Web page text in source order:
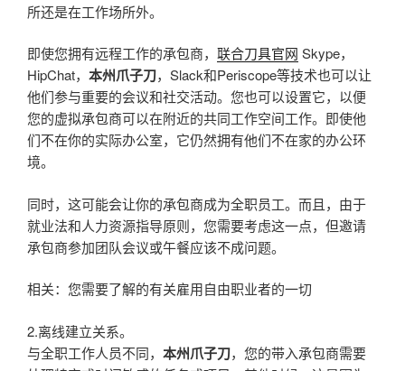
所还​​是在工作场所外。
即使您拥有远程工作的承包商， 联合刀具官网 Skype，
HipChat， 本州爪子刀，Slack和Periscope等技术也可以让
他们参与重要的会议和社交活动。您也可以设置它，以便
您的虚拟承包商可以在附近的共同工作空间工作。即使他
们不在你的实际办公室，它仍然拥有他们不在家的办公环
境。
同时，这可能会让你的承包商成为全职员工。而且，由于
就业法和人力资源指导原则，您需要考虑这一点，但邀请
承包商参加团队会议或午餐应该不成问题。
相关：您需要了解的有关雇用自由职业者的一切
2.离线建立关系。
与全职工作人员不同， 本州爪子刀，您的带入承包商需要